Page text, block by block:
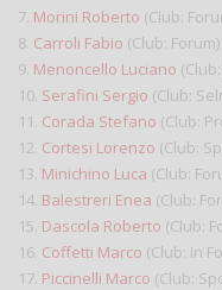
7. Morini Roberto (Club:
8. Carroli Fabio (Club: Forum)
9. Menoncello Luciano
10. Serafini Sergio (Club:
11. Corada Stefano (Club:
12. Cortesi Lorenzo (Club:
13. Minichino Luca (Club:
14. Balestreri Enea (Club:
15. Dascola Roberto (Club:
16. Coffetti Marco (Club: In
17. Piccinelli Marco (Club: